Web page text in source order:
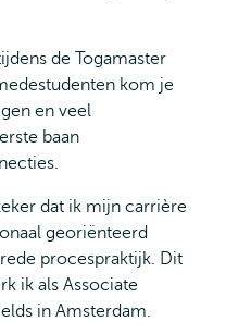
de Togamaster
kom je
en veel
baan
dat ik mijn carrière
georiënteerd
procespraktijk. Dit
ik als Associate
in Amsterdam.